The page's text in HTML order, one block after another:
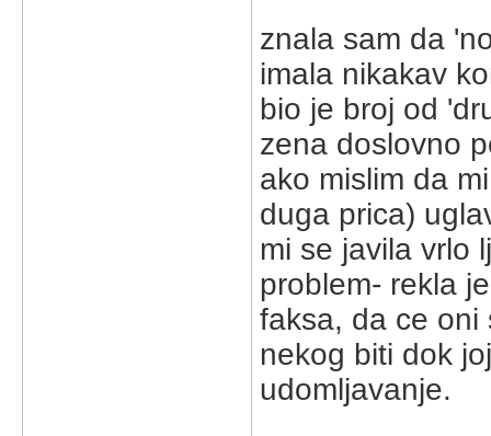
znala sam da
imala nikakav
bio je broj od
zena doslovno
ako mislim da
duga prica)
mi se javila vrlo
problem- rekla
faksa, da ce oni
nekog biti dok
udomljavanje.